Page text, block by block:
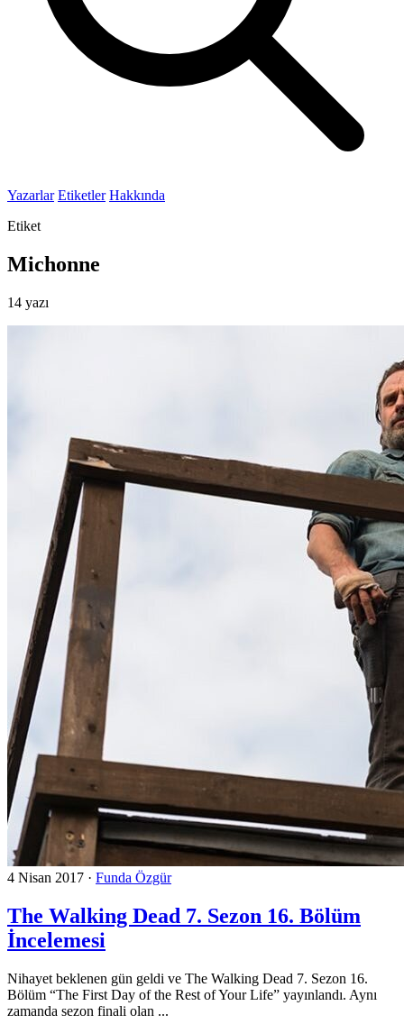
Yazarlar Etiketler Hakkında
Etiket
Michonne
14 yazı
4 Nisan 2017 · Funda Özgür
The Walking Dead 7. Sezon 16. Bölüm
İncelemesi
Nihayet beklenen gün geldi ve The Walking Dead 7. Sezon 16.
Bölüm “The First Day of the Rest of Your Life” yayınlandı. Aynı
zamanda sezon finali olan ...